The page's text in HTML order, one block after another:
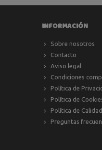
INFORMACIÓN
Sobre nosotros
Contacto
Aviso legal
Condiciones
Política de
Política de
Política de Calidad
Preguntas